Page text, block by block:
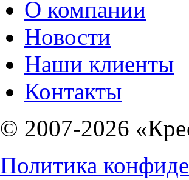
О компании
Новости
Наши клиенты
Контакты
© 2007-2026
Политика